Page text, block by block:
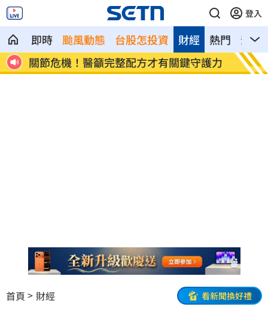
登入
即時 颱風動態 台股怎投資 熱門 影音
財經
力
反制跨國鎮壓 學者：在地協力應提高罪
刑
驚傳
首頁 財經 看新聞換好禮